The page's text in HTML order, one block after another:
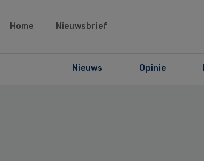
Home Nieuwsbrief
Nieuws Opinie